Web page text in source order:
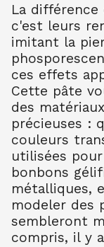
2.30
2.30
2.30
2.30
2.30
2.30
La
c'est leurs
imitant la
ces effets
Cette pâte
des
précieuses :
couleurs
utilisées
bonbons
métalliques,
modeler des
sembleront
compris, il y